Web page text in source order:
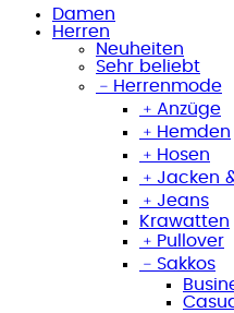
Damen
Herren
Neuheiten
Sehr beliebt
﹣ Herrenmode
﹢ Anzüge
﹢ Hemden
﹢ Hosen
﹢ Jacken
﹢ Jeans
Krawatten
﹢ Pullover
﹣ Sakkos